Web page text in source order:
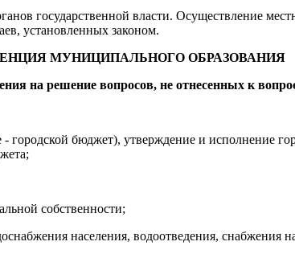
государственной власти. Осуществление
установленных законом.
МУНИЦИПАЛЬНОГО ОБРАЗОВАНИЯ
на решение вопросов, не отнесенных к
бюджет), утверждение и исполнение
собственности;
населения, водоотведения, снабжения